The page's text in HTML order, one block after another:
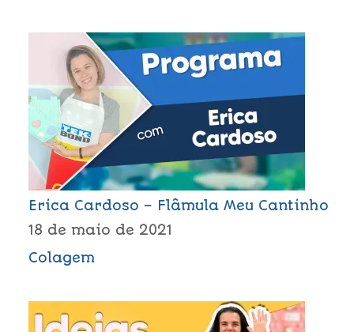
Erica Cardoso – Flâmula Meu Cantinho
18 de maio de 2021
Colagem